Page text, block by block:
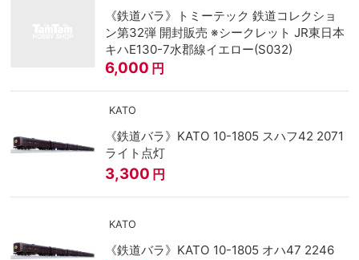
《鉄道バラ》トミーテック 鉄道コレクショ
ン第32弾 開封販売 ※シークレット JR東日本
キハE130-7水郡線イエロー(S032)
6,000 円
KATO
《鉄道バラ》KATO 10-1805 スハフ42 2071
ライト点灯
3,300 円
KATO
《鉄道バラ》KATO 10-1805 オハ47 2246